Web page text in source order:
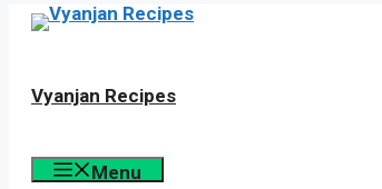
Vyanjan Recipes
Menu